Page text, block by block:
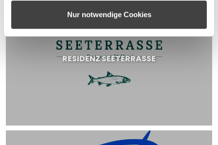
weiteren Daten zusammen, die Sie ihnen bereitgestellt
haben oder die sie im Rahmen Ihrer Nutzung der Dienste
gesammelt haben.
Nur notwendige Cookies
RESIDENZ SEETERRASSE